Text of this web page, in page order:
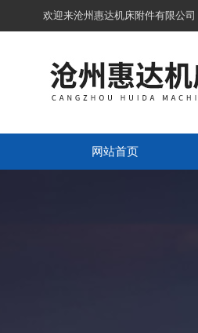
欢迎来沧州惠达机床附件有限公
网站首页